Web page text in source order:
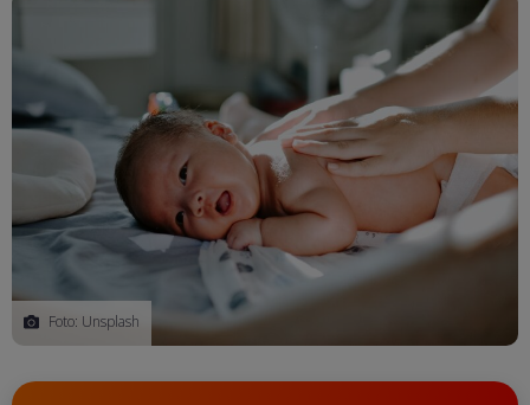
Foto: Unsplash